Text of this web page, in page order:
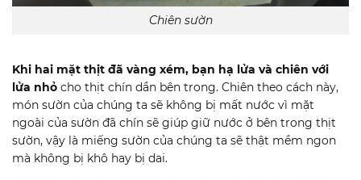
Chiên sườn
Khi hai mặt thịt đã vàng xém, bạn hạ lửa và chiên với
lửa nhỏ cho thịt chín dần bên trong. Chiên theo cách này,
món sườn của chúng ta sẽ không bị mất nước vì mặt
ngoài của sườn đã chín sẽ giúp giữ nước ở bên trong thịt
sườn, vậy là miếng sườn của chúng ta sẽ thật mềm ngon
mà không bị khô hay bị dai.